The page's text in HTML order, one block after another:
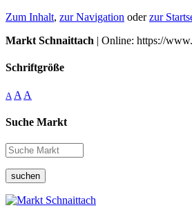
Zum Inhalt, zur Navigation oderzur
Markt Schnaittach | Online: https://
Schriftgröße
A A A
Suche Markt
suchen